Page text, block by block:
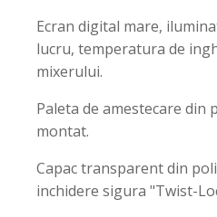
Ecran digital mare,
lucru, temperatura de
mixerului.
Paleta de amestecare din
montat.
Capac transparent din
inchidere sigura "Twist-